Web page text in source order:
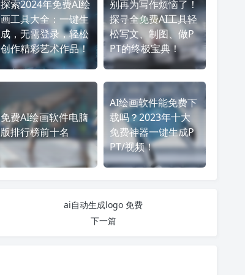
探索2024年免费AI绘
画工具大全：一键生
成，无需登录，轻松
创作精彩艺术作品！
别再为写作烦恼了！
探寻全免费AI工具轻
松写文、制图、做P
PT的终极宝典！
免费AI绘画软件电脑
版排行榜前十名
AI绘画软件能免费下
载吗？2023年十大
免费神器一键生成P
PT/视频！
ai自动生成logo 免费
下一篇